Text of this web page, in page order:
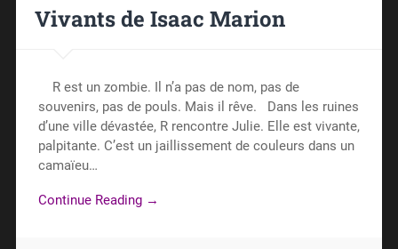
Vivants de Isaac Marion
R est un zombie. Il n’a pas de nom, pas de
souvenirs, pas de pouls. Mais il rêve. Dans les ruines
d’une ville dévastée, R rencontre Julie. Elle est vivante,
palpitante. C’est un jaillissement de couleurs dans un
camaïeu…
Continue Reading →